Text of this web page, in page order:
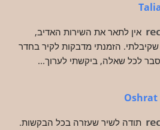
לכל שאלה, ביקשתי לערוך...